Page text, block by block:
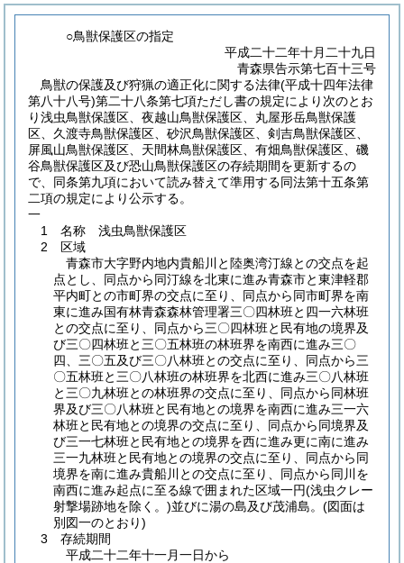
○鳥獣保護区の指定
平成二十二年十月二十九日
青森県告示第七百十三号
鳥獣の保護及び狩猟の適正化に関する法律(平成十四年法律
第八十八号)第二十八条第七項ただし書の規定により次のとお
り浅虫鳥獣保護区、夜越山鳥獣保護区、丸屋形岳鳥獣保護
区、久渡寺鳥獣保護区、砂沢鳥獣保護区、剣吉鳥獣保護区、
屏風山鳥獣保護区、天間林鳥獣保護区、有畑鳥獣保護区、磯
谷鳥獣保護区及び恐山鳥獣保護区の存続期間を更新するの
で、同条第九項において読み替えて準用する同法第十五条第
二項の規定により公示する。
一
1 名称 浅虫鳥獣保護区
2 区域
青森市大字野内地内貴船川と陸奥湾汀線との交点を起
点とし、同点から同汀線を北東に進み青森市と東津軽郡
平内町との市町界の交点に至り、同点から同市町界を南
東に進み国有林青森森林管理署三〇四林班と四一六林班
との交点に至り、同点から三〇四林班と民有地の境界及
び三〇四林班と三〇五林班の林班界を南西に進み三〇
四、三〇五及び三〇八林班との交点に至り、同点から三
〇五林班と三〇八林班の林班界を北西に進み三〇八林班
と三〇九林班との林班界の交点に至り、同点から同林班
界及び三〇八林班と民有地との境界を南西に進み三一六
林班と民有地との境界の交点に至り、同点から同境界及
び三一七林班と民有地との境界を西に進み更に南に進み
三一九林班と民有地との境界の交点に至り、同点から同
境界を南に進み貴船川との交点に至り、同点から同川を
南西に進み起点に至る線で囲まれた区域一円(浅虫クレー
射撃場跡地を除く。)並びに湯の島及び茂浦島。 (図面は
別図一のとおり)
3 存続期間
平成二十二年十一月一日から